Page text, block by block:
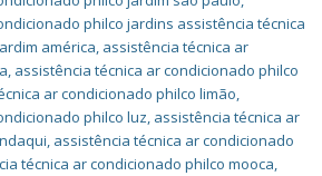
philco jardins assistência técnica
américa, assistência técnica ar
, assistência técnica ar condicionado philco
ar condicionado philco limão,
philco luz, assistência técnica ar
, assistência técnica ar condicionado
técnica ar condicionado philco mooca,